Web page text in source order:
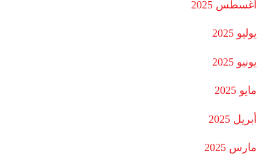
أغسطس 2025
يوليو 2025
يونيو 2025
مايو 2025
أبريل 2025
مارس 2025